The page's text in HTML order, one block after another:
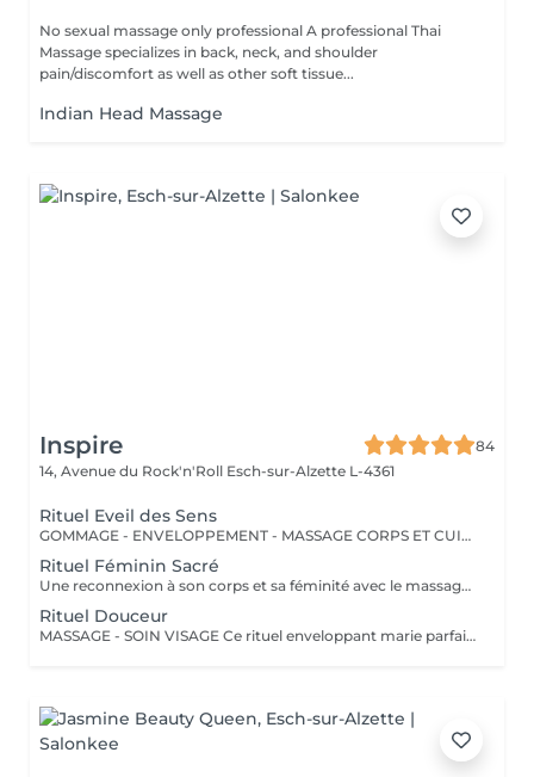
No sexual massage only professional A professional Thai
Massage specializes in back, neck, and shoulder
pain/discomfort as well as other soft tissue...
Indian Head Massage
Inspire
84
14, Avenue du Rock'n'Roll Esch-sur-Alzette L-4361
Rituel Eveil des Sens
GOMMAGE - ENVELOPPEMENT - MASSAGE CORPS ET CUIR CHEVELU Ce rituel sensoriel sublime votre peau et réveille vos sens. Un gommage délicat, suivi d'un enveloppement nourrissant, détendent le corps pendant qu'un massage du cuir chevelu apaise l'esprit. Le soin se poursuit avec un massage du corps de 30 minutes, pour une peau satiné, un esprit léger et un corps profondément relaxé.
Rituel Féminin Sacré
Une reconnexion à son corps et sa féminité avec le massage Babylonien. Un "massage émotionnel" réconfortant et enveloppant par ses manuvres ondulantes. Une huile naturelle au lotus sacré est utilisée pour sublimer la peau et le rituel se clôture par le tirage d'une carte dans l'oracle des Femmes Ancestrales pour recevoir leur message. Un véritable voyage à la rencontre de soi.
Rituel Douceur
MASSAGE - SOIN VISAGE Ce rituel enveloppant marie parfaitement détente corporelle et éclat du visage. Après un massage de 30 minutes pour relâcher les tensions, votre peau est choyée lors d'un soin visage complet, révélant sa lumière naturelle. Une bulle de douceur pour retrouver équilibre et sérénité.